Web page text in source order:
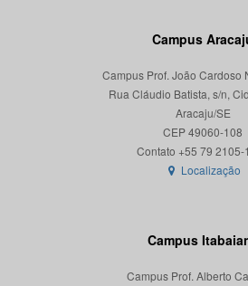
Campus
Campus Prof. João Cardoso
Rua Cláudio Batista, s/n,
Aracaju/SE
CEP 49060-108
Localização
Campus
Campus Prof. Alberto